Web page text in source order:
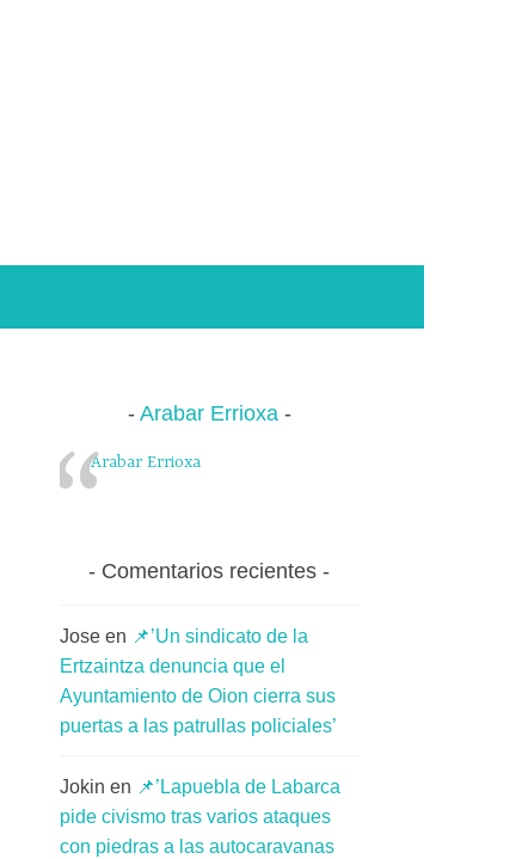
Arabar Errioxa
Arabar Errioxa
Comentarios recientes
Jose en 📌’Un sindicato de la
Ertzaintza denuncia que el
Ayuntamiento de Oion cierra sus
puertas a las patrullas policiales’
Jokin en 📌’Lapuebla de Labarca
pide civismo tras varios ataques
con piedras a las autocaravanas